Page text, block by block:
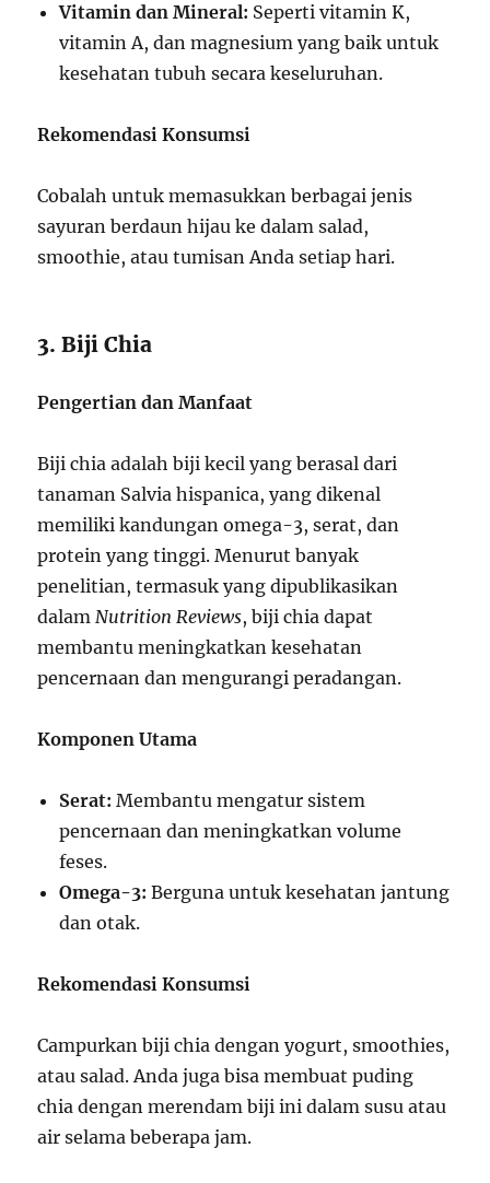
Vitamin dan Mineral: Seperti vitamin K,
vitamin A, dan magnesium yang baik untuk
kesehatan tubuh secara keseluruhan.
Rekomendasi Konsumsi
Cobalah untuk memasukkan berbagai jenis
sayuran berdaun hijau ke dalam salad,
smoothie, atau tumisan Anda setiap hari.
3. Biji Chia
Pengertian dan Manfaat
Biji chia adalah biji kecil yang berasal dari
tanaman Salvia hispanica, yang dikenal
memiliki kandungan omega-3, serat, dan
protein yang tinggi. Menurut banyak
penelitian, termasuk yang dipublikasikan
dalamNutrition Reviews, biji chia dapat
membantu meningkatkan kesehatan
pencernaan dan mengurangi peradangan.
Komponen Utama
Serat: Membantu mengatur sistem
pencernaan dan meningkatkan volume
feses.
Omega-3: Berguna untuk kesehatan jantung
dan otak.
Rekomendasi Konsumsi
Campurkan biji chia dengan yogurt, smoothies,
atau salad. Anda juga bisa membuat puding
chia dengan merendam biji ini dalam susu atau
air selama beberapa jam.